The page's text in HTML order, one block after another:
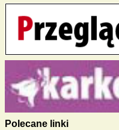
Polecane linki